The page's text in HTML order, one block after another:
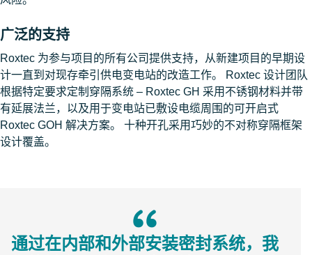
广泛的支持
Roxtec 为参与项目的所有公司提供支持，从新建项目的早期设
计一直到对现存牵引供电变电站的改造工作。 Roxtec 设计团队
根据特定要求定制穿隔系统 – Roxtec GH 采用不锈钢材料并带
有延展法兰，以及用于变电站已敷设电缆周围的可开启式
Roxtec GOH 解决方案。 十种​开孔采用巧妙的不对称穿隔框架
设计覆盖。
通过在内部和外部安装密封系统，我